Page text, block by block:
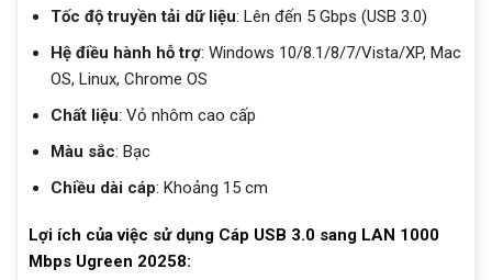
Tốc độ truyền tải dữ liệu: Lên đến 5 Gbps (USB 3.0)
Hệ điều hành hỗ trợ: Windows 10/8.1/8/7/Vista/XP, Mac
OS, Linux, Chrome OS
Chất liệu: Vỏ nhôm cao cấp
Màu sắc: Bạc
Chiều dài cáp: Khoảng 15 cm
Lợi ích của việc sử dụng Cáp USB 3.0 sang LAN 1000
Mbps Ugreen 20258: